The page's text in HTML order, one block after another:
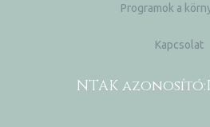
Programok a
Kapcsolat
NTAK azonosító: